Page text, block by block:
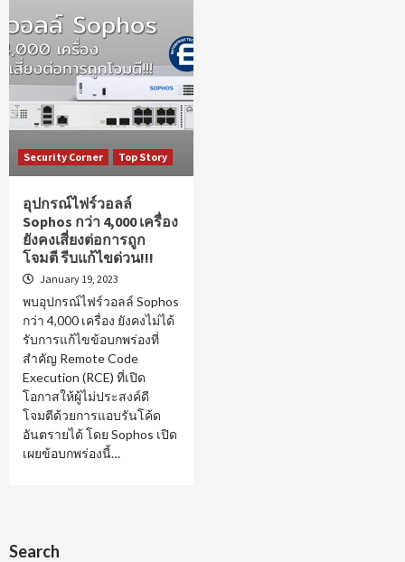
Security Corner Top Story
อุปกรณ์ไฟร์วอลล์
Sophos กว่า 4,000 เครื่อง
ยังคงเสี่ยงต่อการถูก
โจมตี รีบแก้ไขด่วน!!!
January 19, 2023
พบอุปกรณ์ไฟร์วอลล์ Sophos
กว่า 4,000 เครื่อง ยังคงไม่ได้
รับการแก้ไขข้อบกพร่องที่
สำคัญ Remote Code
Execution (RCE) ที่เปิด
โอกาสให้ผู้ไม่ประสงค์ดี
โจมตีด้วยการแอบรันโค้ด
อันตรายได้ โดย Sophos เปิด
เผยข้อบกพร่องนี้…
Search